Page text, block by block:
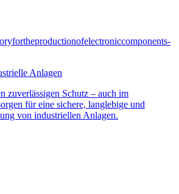
Anlagen
zuverlässigen Schutz – auch im
für eine sichere, langlebige und
von industriellen Anlagen.